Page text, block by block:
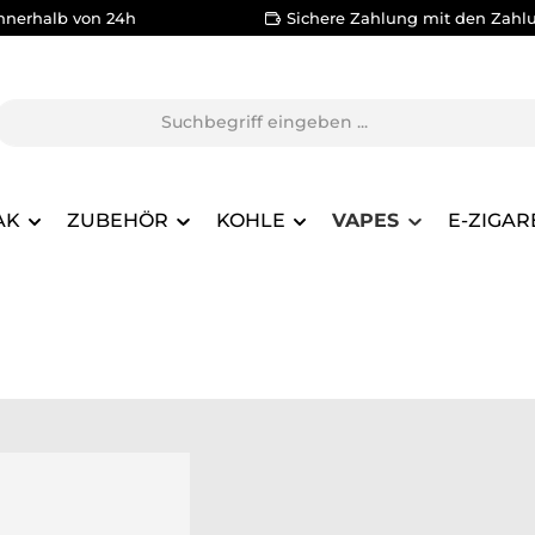
von 24h Sichere Zahlung mit den
ZUBEHÖR KOHLE VAPES E-